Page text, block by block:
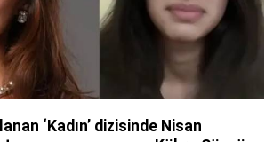
‘Kadın’ dizisinde Nisan